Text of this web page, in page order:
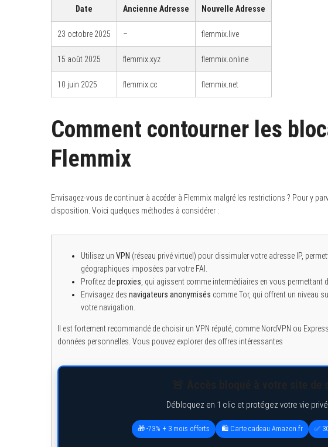
Date Ancienne Adresse Nouvelle Adresse
23 octobre 2025 – flemmix.live
15 août 2025 flemmix.xyz flemmix.online
10 juin 2025 flemmix.cc flemmix.net
Comment contourner les
Flemmix
Envisagez-vous de continuer à accéder à Flemmix malgré les restrictions ? Pour y
disposition. Voici quelques méthodes à considérer :
Utilisez un VPN (réseau privé virtuel) pour dissimuler votre adresse IP,
géographiques imposées par votre FAI.
Profitez deproxies , qui agissent comme intermédiaires en vous permettant
Envisagez des navigateurs anonymisés comme Tor, qui offrent un niveau
votre navigation.
Il est fortement recommandé de choisir un VPN réputé, comme NordVPN ou
données personnelles. Vous pouvez explorer des offres intéressantes
Débloquez en 1 clic et protégez votre vie
🎁 -73% + 3 mois offerts 🛍️ Carte cadeau Amazon.fr ✅
c